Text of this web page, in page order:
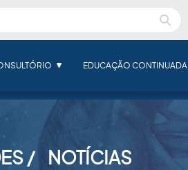
EDUCAÇÃO CONTINUADA
NOTÍCIAS